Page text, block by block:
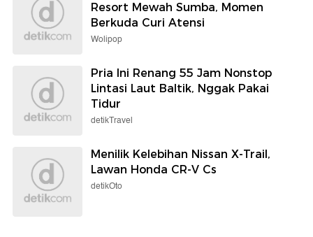
Resort Mewah Sumba, Momen
Berkuda Curi Atensi
Wolipop
Pria Ini Renang 55 Jam Nonstop
Lintasi Laut Baltik, Nggak Pakai
Tidur
detikTravel
Menilik Kelebihan Nissan X-Trail,
Lawan Honda CR-V Cs
detikOto